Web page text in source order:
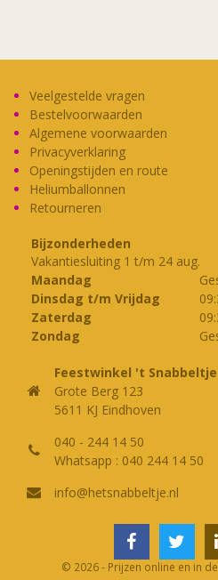
24m
aantal
Veelgestelde vragen
Bestelvoorwaarden
Algemene voorwaarden
Privacyverklaring
Openingstijden en route
Heliumballonnen
Retourneren
Bijzonderheden
Vakantiesluiting 1 t/m 24 aug.
Maandag
Dinsdag t/m Vrijdag
Zaterdag
Zondag
Feestwinkel 't Snabbeltje
Grote Berg 123
5611 KJ Eindhoven
040 - 244 14 50
Whatsapp : 040 244 14 50
info@hetsnabbeltje.nl
© 2026 - Prijzen online en in